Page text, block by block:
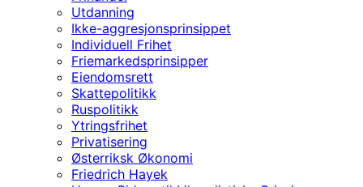
Utdanning
Ikke-aggresjonsprinsippet
Individuell Frihet
Friemarkedsprinsipper
Eiendomsrett
Skattepolitikk
Ruspolitikk
Ytringsfrihet
Privatisering
Østerriksk Økonomi
Friedrich Hayek